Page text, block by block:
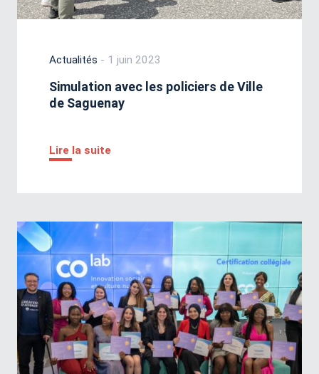
Actualités - 1 juin 2023
Simulation avec les policiers de Ville
de Saguenay
Lire la suite